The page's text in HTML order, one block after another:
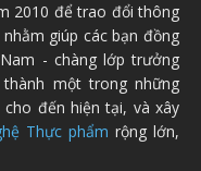
2010 để trao đổi thông
giúp các bạn đồng
- chàng lớp trưởng
một trong những
đến hiện tại, và xây
Thực phẩm rộng lớn,